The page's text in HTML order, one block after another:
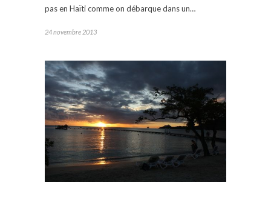
pas en Haïti comme on débarque dans un…
24 novembre 2013